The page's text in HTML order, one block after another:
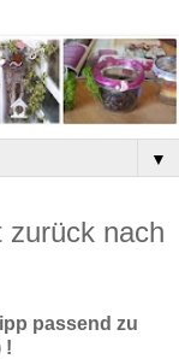
▼
zurück nach
passend zu
!